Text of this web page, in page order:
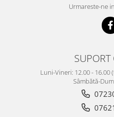
Urmareste-ne
SUPORT
Luni-Vineri: 12.00 -
Sâmbătă-